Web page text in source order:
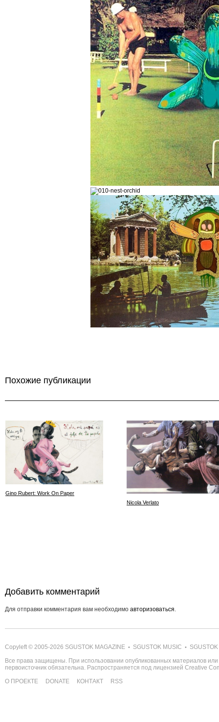
Похожие публикации
Gino Rubert: Work On Paper
Nicola Verlato
Добавить комментарий
Для отправки комментария вам необходимо авторизоваться.
Copyleft © 2005-2026 SGUSTOK MAGAZINE • SGUSTOK MUSIC •
Все права защищены. При использовании опубликованных материалов
первоисточник обязательна. Распространяется под лицензией Creative
О ПРОЕКТЕ
DONATE КОНТАКТ RSS